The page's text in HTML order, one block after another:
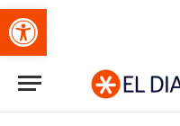
Obre la barra d'eines